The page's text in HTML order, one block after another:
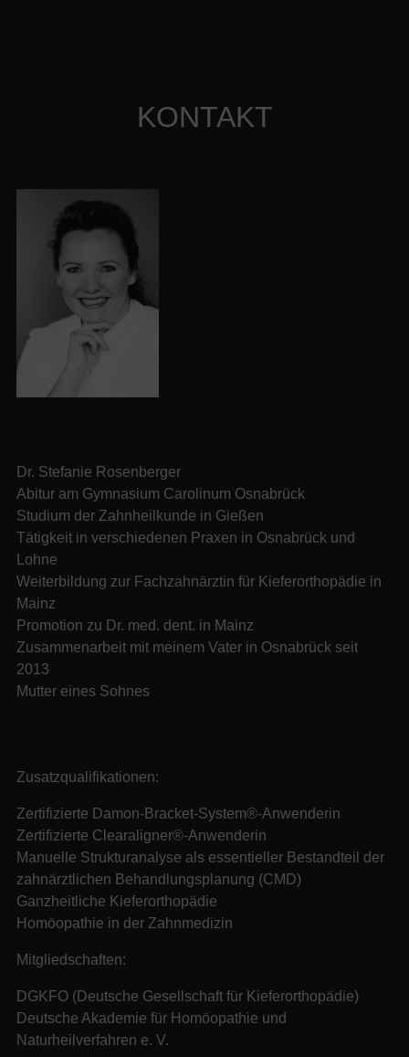
KONTAKT
Dr. Stefanie Rosenberger
Abitur am Gymnasium Carolinum Osnabrück
Studium der Zahnheilkunde in Gießen
Tätigkeit in verschiedenen Praxen in Osnabrück und
Lohne
Weiterbildung zur Fachzahnärztin für Kieferorthopädie in
Mainz
Promotion zu Dr. med. dent. in Mainz
Zusammenarbeit mit meinem Vater in Osnabrück seit
2013
Mutter eines Sohnes
Zusatzqualifikationen:
Zertifizierte Damon-Bracket-System®-Anwenderin
Zertifizierte Clearaligner®-Anwenderin
Manuelle Strukturanalyse als essentieller Bestandteil der
zahnärztlichen Behandlungsplanung (CMD)
Ganzheitliche Kieferorthopädie
Homöopathie in der Zahnmedizin
Mitgliedschaften:
DGKFO (Deutsche Gesellschaft für Kieferorthopädie)
Deutsche Akademie für Homöopathie und
Naturheilverfahren e. V.